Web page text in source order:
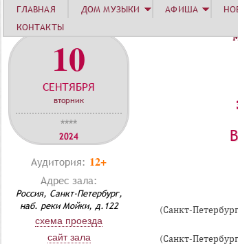
10
СЕНТЯБРЯ
вторник
****
2024
Аудитория: 12+
Адрес зала:
Россия, Санкт-Петербург,
наб. реки Мойки, д.122
схема проезда
сайт зала
(Санкт-
(Санкт-
ГЛАВНАЯ ДОМ МУЗЫКИ АФИША
КОНТАКТЫ